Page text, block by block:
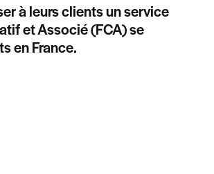
à leurs clients un service
et Associé (FCA) se
en France.